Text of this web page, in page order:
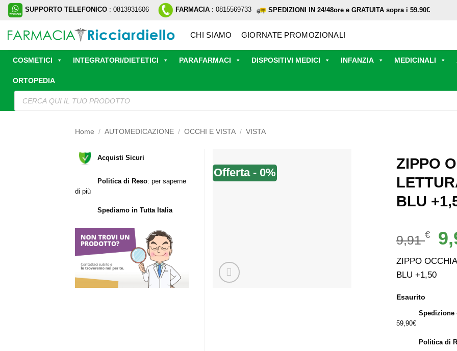
Salta
contenuti
SUPPORTO TELEFONICO : 0813931606 FARMACIA : 0815569733 SPEDIZIONI IN 24/48ore e GRATUITA sopra i 59.90€
CHI SIAMO GIORNATE PROMOZIONALI
COSMETICI INTEGRATORI/DIETETICI PARAFARMACI DISPOSITIVI MEDICI INFANZIA MEDICINALI
ORTOPEDIA
Ricerca
prodotti
Home / AUTOMEDICAZIONE / OCCHI E VISTA / VISTA
Offerta - 0%
ZIPPO
BLU
9,91€
Il
ZIPPO
BLU +1,50
Esaurito
Spedizione
59,90€
Politica di
Acquisti Sicuri
Politica di Reso: per saperne
di più
Spediamo in Tutta Italia